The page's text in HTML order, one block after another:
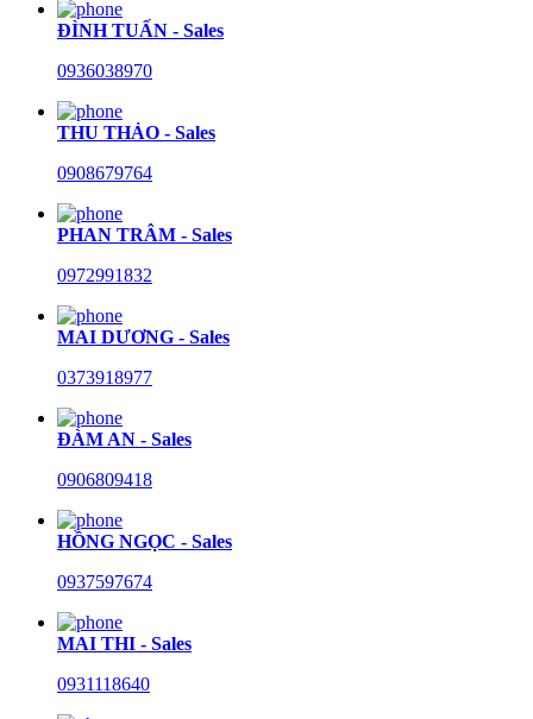
ĐÌNH TUẤN - Sales
0936038970
THU THẢO - Sales
0908679764
PHAN TRÂM - Sales
0972991832
MAI DƯƠNG - Sales
0373918977
ĐÀM AN - Sales
0906809418
HỒNG NGỌC - Sales
0937597674
MAI THI - Sales
0931118640